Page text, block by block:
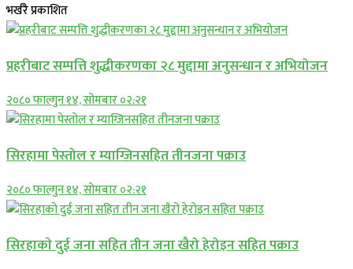
भर्खरै प्रकाशित
प्रहरीबाट सम्पत्ति शुद्धीकरणका २८ मुद्दामा अनुसन्धान र अभियोजन
२०८० फाल्गुन १४, सोमबार ०२:२१
सिरहामा पेस्तोल र म्याग्जिनसहित तीनजना पक्राउ
२०८० फाल्गुन १४, सोमबार ०२:२१
सिरहाकाे दुई जना सहित तीन जना खैरो हेरोइन सहित पक्राउ